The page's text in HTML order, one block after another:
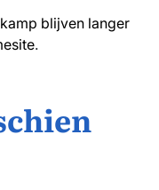
blijven langer
.